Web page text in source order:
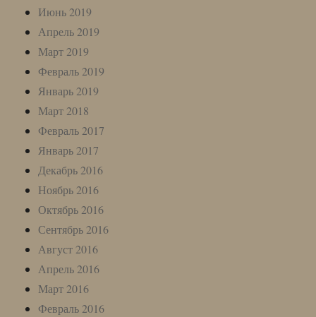
Июнь 2019
Апрель 2019
Март 2019
Февраль 2019
Январь 2019
Март 2018
Февраль 2017
Январь 2017
Декабрь 2016
Ноябрь 2016
Октябрь 2016
Сентябрь 2016
Август 2016
Апрель 2016
Март 2016
Февраль 2016